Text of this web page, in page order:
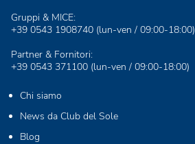
Gruppi & MICE:
+39 0543 1908740 (lun-ven / 09:00-18:00)
Partner & Fornitori:
+39 0543 371100 (lun-ven / 09:00-18:00)
Chi siamo
News da Club del Sole
Blog